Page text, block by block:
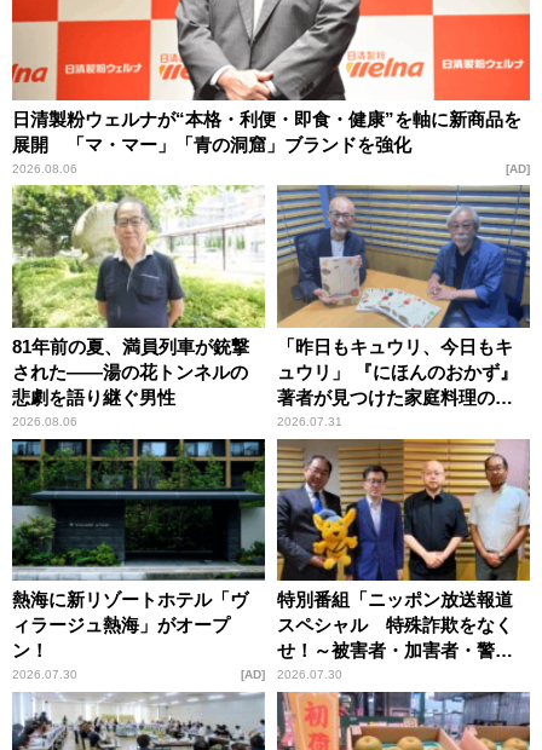
日清製粉ウェルナが“本格・利便・即食・健康”を軸に新商品を
展開 「マ・マー」「青の洞窟」ブランドを強化
2026.08.06 AD
81年前の夏、満員列車が銃撃
された――湯の花トンネルの
悲劇を語り継ぐ男性
2026.08.06
「昨日もキュウリ、今日もキ
ュウリ」 『にほんのおかず』
著者が見つけた家庭料理の知
恵
2026.07.31
熱海に新リゾートホテル「ヴ
ィラージュ熱海」がオープ
ン！
2026.07.30 AD
特別番組「ニッポン放送報道
スペシャル 特殊詐欺をなく
せ！～被害者・加害者・警視
庁が語るトクリュウの実態
～」放送
2026.07.30